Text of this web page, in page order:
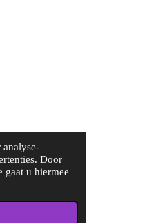
Door
gaat u hiermee